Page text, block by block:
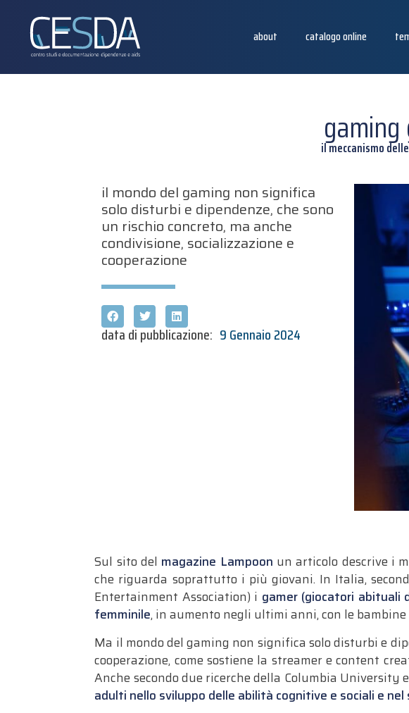
about catalogo online
il meccanismo
il mondo del gaming non significa
solo disturbi e dipendenze, che sono
un rischio concreto, ma anche
condivisione, socializzazione e
cooperazione
data di pubblicazione: 9 Gennaio 2024
Sul sito del magazine Lampoon un articolo descrive i
che riguarda soprattutto i più giovani. In Italia,
Entertainment Association) i gamer (giocatori abituali
femminile, in aumento negli ultimi anni, con le bambine
Ma il mondo del gaming non significa solo disturbi e
cooperazione, come sostiene la streamer e content
Anche secondo due ricerche della Columbia University
adulti nello sviluppo delle abilità cognitive e sociali e